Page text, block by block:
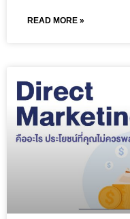
READ MORE »